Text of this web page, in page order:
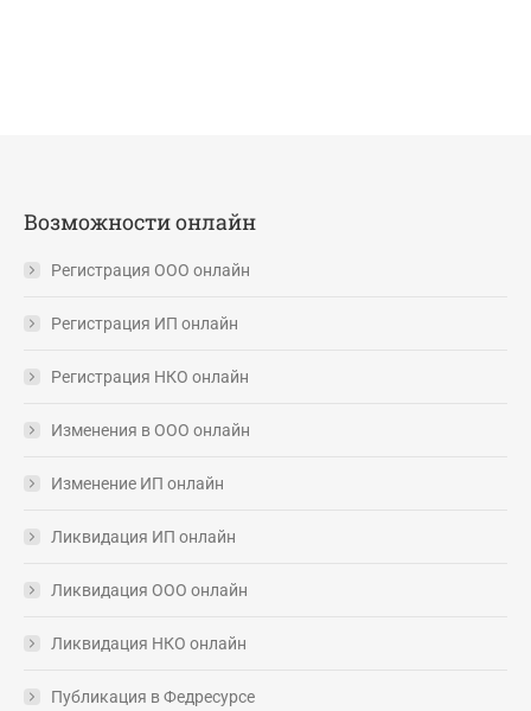
Возможности онлайн
Регистрация ООО онлайн
Регистрация ИП онлайн
Регистрация НКО онлайн
Изменения в ООО онлайн
Изменение ИП онлайн
Ликвидация ИП онлайн
Ликвидация ООО онлайн
Ликвидация НКО онлайн
Публикация в Федресурсе